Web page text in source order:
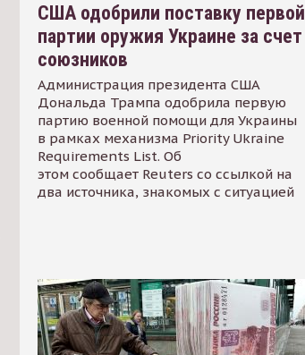
США одобрили поставку первой
партии оружия Украине за счет
союзников
Администрация президента США
Дональда Трампа одобрила первую
партию военной помощи для Украины
в рамках механизма Priority Ukraine
Requirements List. Об
этом сообщает Reuters со ссылкой на
два источника, знакомых с ситуацией